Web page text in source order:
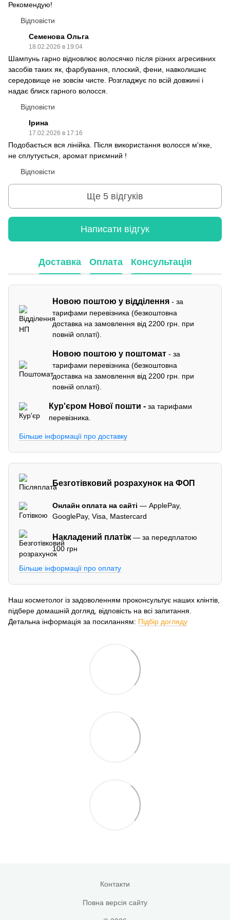
Рекомендую!
Відповісти
Семенова Ольга
18.02.2026 в 19:04
Шампунь гарно відновлює волосячко після різних агресивних
засобів таких як, фарбування, плоский, фени, навколишнє
середовище не зовсім чисте. Розгладжує по всій довжині і
надає блиск гарного волосся.
Відповісти
Ірина
17.02.2026 в 17:16
Подобається вся лінійка. Після використання волосся м'яке,
не сплутується, аромат приємний !
Відповісти
Ще 5 відгуків
Написати відгук
Доставка Оплата Консультація
Новою поштою у відділення - за
тарифами перевізника (безкоштовна
доставка на замовлення від 2200 грн. при
повній оплаті).
Новою поштою у поштомат - за
тарифами перевізника (безкоштовна
доставка на замовлення від 2200 грн. при
повній оплаті).
Кур'єром Нової пошти -за тарифами
перевізника.
Більше інформації про доставку
Безготівковий розрахунок на ФОП
Онлайн оплата на сайті — ApplePay,
GooglePay, Visa, Mastercard
Накладений платіж— за передплатою
100 грн
Більше інформації про оплату
Наш косметолог із задоволенням проконсультує наших клінтів,
підбере домашній догляд, відповість на всі запитання.
Детальна інформація за посиланням: Підбір догляду
Контакти
Повна версія сайту